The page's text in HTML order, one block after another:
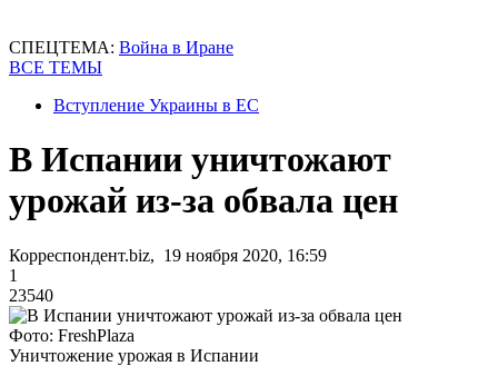
СПЕЦТЕМА: Война в Иране
ВСЕ ТЕМЫ
Вступление Украины в ЕС
В Испании уничтожают
урожай из-за обвала цен
Корреспондент.biz, 19 ноября 2020, 16:59
1
23540
Фото: FreshPlaza
Уничтожение урожая в Испании